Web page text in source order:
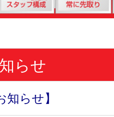
らせ
知らせ】